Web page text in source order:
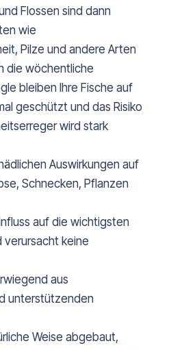
Flossen sind dann
wie
Pilze und andere Arten
die wöchentliche
bleiben Ihre Fische auf
geschützt und das Risiko
wird stark
Auswirkungen auf
Schnecken, Pflanzen
auf die wichtigsten
verursacht keine
aus
unterstützenden
Weise abgebaut,